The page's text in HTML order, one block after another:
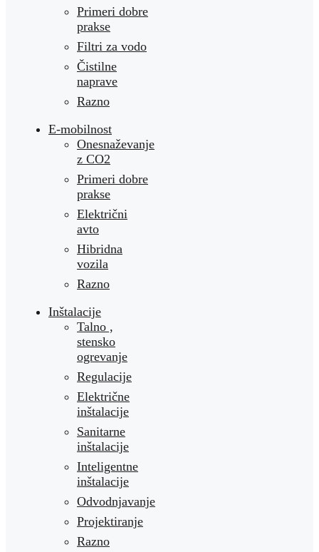
Primeri dobre
prakse
Filtri za vodo
Čistilne
naprave
Razno
E-mobilnost
Onesnaževanje
z CO2
Primeri dobre
prakse
Električni
avto
Hibridna
vozila
Razno
Inštalacije
Talno ,
stensko
ogrevanje
Regulacije
Električne
inštalacije
Sanitarne
inštalacije
Inteligentne
inštalacije
Odvodnjavanje
Projektiranje
Razno